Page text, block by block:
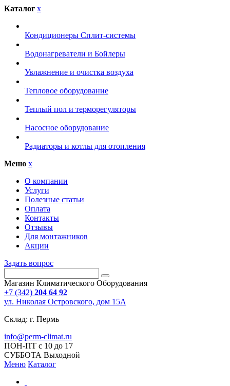
Каталог x
Кондиционеры Сплит-системы
Водонагреватели и Бойлеры
Увлажнение и очистка воздуха
Тепловое оборудование
Теплый пол и терморегуляторы
Насосное оборудование
Радиаторы и котлы для отопления
Меню x
О компании
Услуги
Полезные статьи
Оплата
Контакты
Отзывы
Для монтажников
Акции
Задать вопрос
Магазин Климатического Оборудования
+7 (342) 204 64 92
ул. Николая Островского, дом 15А
Склад: г. Пермь
info@perm-climat.ru
ПОН-ПТ с 10 до 17
СУББОТА Выходной
Меню Каталог